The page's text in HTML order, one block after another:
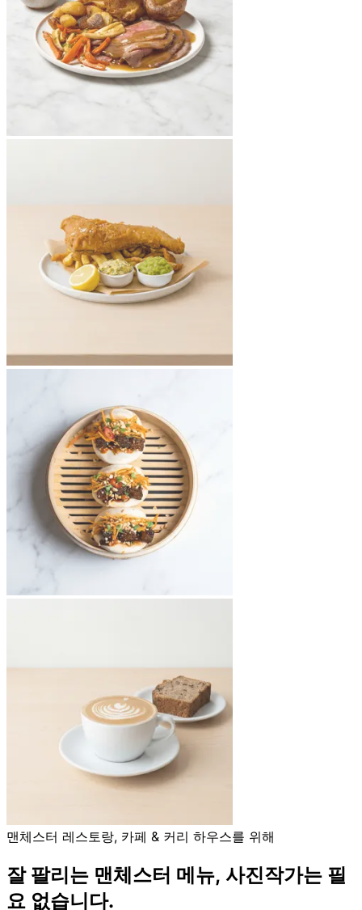
맨체스터 레스토랑, 카페 & 커리 하우스를 위해
잘 팔리는 맨체스터 메뉴, 사진작가는 필
요 없습니다.